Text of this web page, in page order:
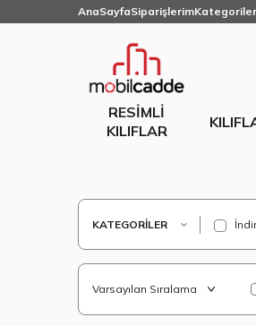
AnaSayfaSiparişlerimKategoriler
RESIMLI
KILIFLAR
KATEGORILER